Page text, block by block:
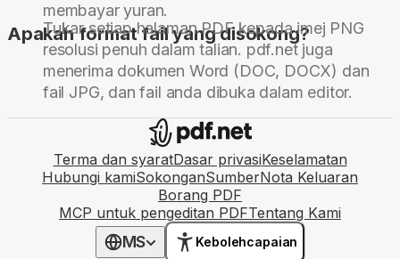
membayar yuran.
Apakah format fail yang disokong?
Tukar setiap halaman PDF kepada imej PNG
resolusi penuh dalam talian. pdf.net juga
menerima dokumen Word (DOC, DOCX) dan
fail JPG, dan fail anda dibuka dalam editor.
Terma dan syaratDasar privasiKeselamatan
Hubungi kamiSokonganSumberNota Keluaran
Borang PDF
MCP untuk pengeditan PDFTentang Kami
MS Kebolehcapaian